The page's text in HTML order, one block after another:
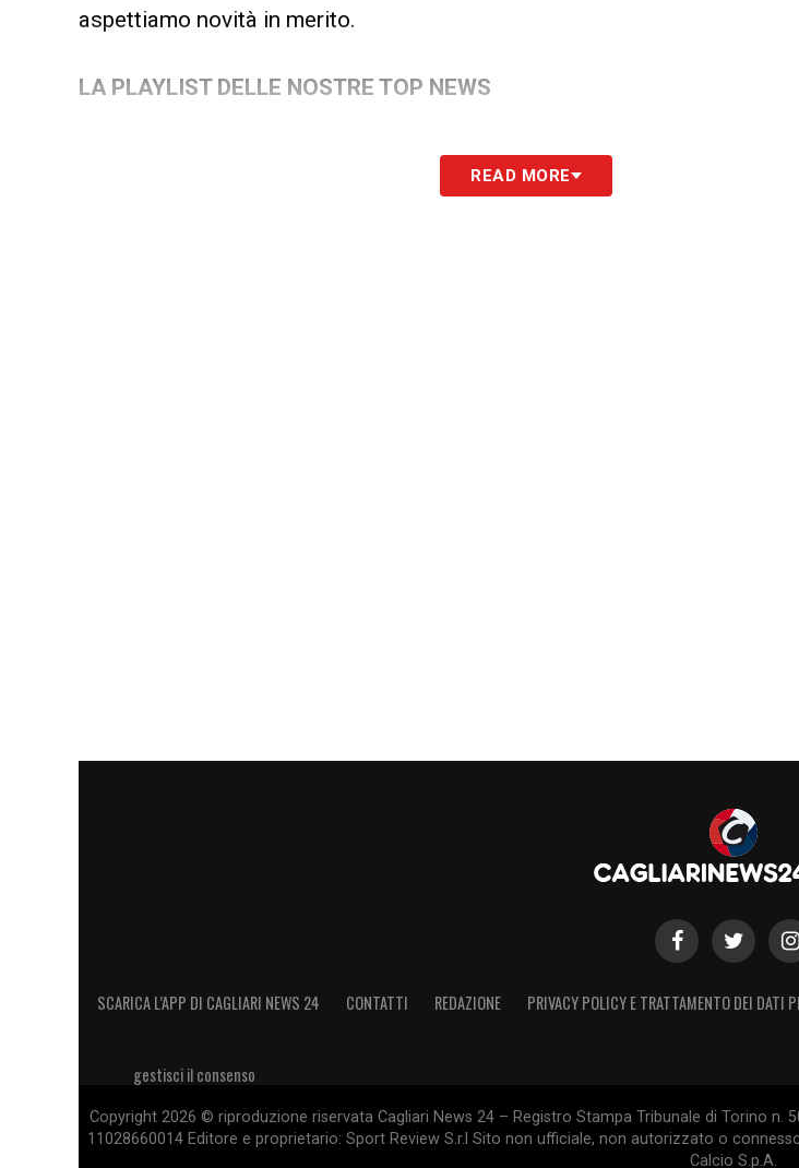
aspettiamo novità in merito.
LA PLAYLIST DELLE NOSTRE TOP NEWS
READ MORE
SCARICA L’APP DI CAGLIARI NEWS 24 CONTATTI REDAZIONE PRIVACY POLICY E TRATTAMENTO DEI DATI
gestisci il consenso
Copyright 2026 © riproduzione riservata Cagliari News 24 – Registro Stampa Tribunale di Torino
11028660014 Editore e proprietario: Sport Review S.r.l Sito non ufficiale, non autorizzato o
Calcio S.p.A.